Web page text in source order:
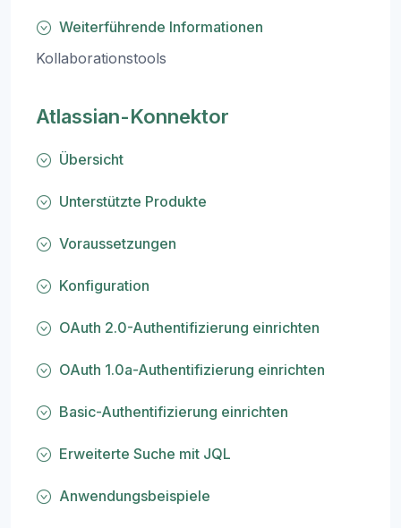
Weiterführende Informationen
Kollaborationstools
Atlassian-Konnektor
Übersicht
Unterstützte Produkte
Voraussetzungen
Konfiguration
OAuth 2.0-Authentifizierung einrichten
OAuth 1.0a-Authentifizierung einrichten
Basic-Authentifizierung einrichten
Erweiterte Suche mit JQL
Anwendungsbeispiele